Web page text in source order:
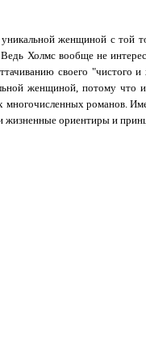
женщиной с той
Холмс вообще не
своего "чистого
женщиной, потому что
многочисленных романов.
жизненные ориентиры и